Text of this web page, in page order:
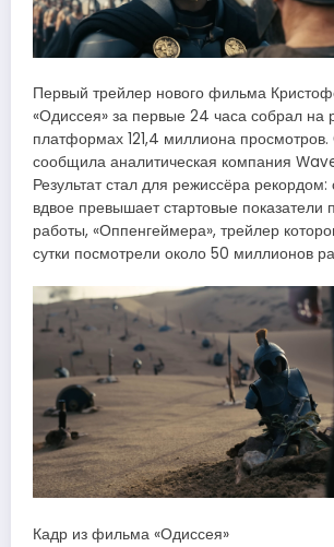
Первый трейлер нового фильма
«Одиссея» за первые 24 часа собрал на
платформах 121,4 миллиона
сообщила аналитическая компания
Результат стал для режиссёра
вдвое превышает стартовые
работы, «Оппенгеймера», трейлер
сутки посмотрели около 50 миллионов
Кадр из фильма «Одиссея»